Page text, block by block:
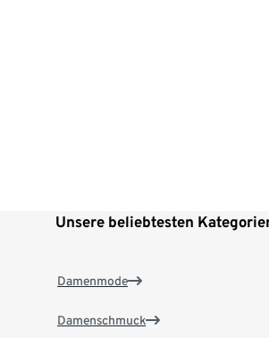
Unsere beliebtesten
Damenmode
Damenschmuck